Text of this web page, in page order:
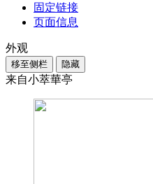
固定链接
页面信息
外观
移至侧栏 隐藏
来自小萃華亭